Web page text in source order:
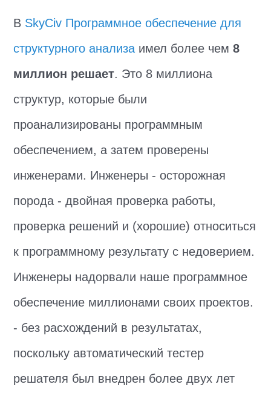
В SkyCiv Программное обеспечение для
структурного анализа имел более чем8
миллион решает. Это 8 миллиона
структур, которые были
проанализированы программным
обеспечением, а затем проверены
инженерами. Инженеры - осторожная
порода - двойная проверка работы,
проверка решений и (хорошие) относиться
к программному результату с недоверием.
Инженеры надорвали наше программное
обеспечение миллионами своих проектов.
- без расхождений в результатах,
поскольку автоматический тестер
решателя был внедрен более двух лет